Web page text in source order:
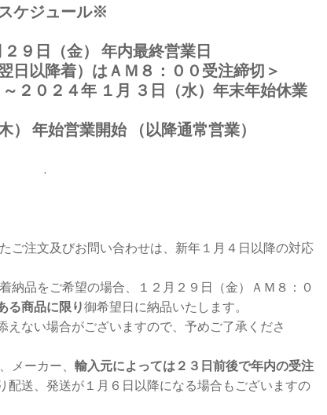
ケジュール※
９日（金） 年内最終営業日
日以降着）はＡＭ８：００受注締切＞
２０２４年 １月 ３日（水）年末年始休業
） 年始営業開始 （以降通常営業）
.
ご注文及びお問い合わせは、新年１月４日以降の対応
品をご希望の場合、１２月２９日（金）ＡＭ８：０
る商品に限り御希望日に納品いたします。
えない場合がございますので、予めご了承くださ
ーカー、 輸入元によっては２３日前後で年内の受注
配送、発送が１月６日以降になる場合もございますの